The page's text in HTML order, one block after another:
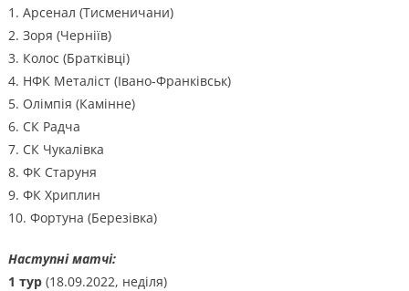
1. Арсенал (Тисменичани)
2. Зоря (Черніїв)
3. Колос (Братківці)
4. НФК Металіст (Івано-Франківськ)
5. Олімпія (Камінне)
6. СК Радча
7. СК Чукалівка
8. ФК Старуня
9. ФК Хриплин
10. Фортуна (Березівка)
Наступні матчі:
1 тур (18.09.2022, неділя)